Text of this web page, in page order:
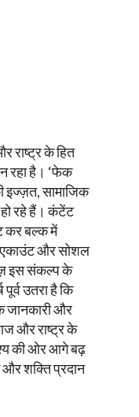
राष्ट्र के हित
रहा है। ‘फेक
इज्ज़त, सामाजिक
हो रहे हैं। कंटेंट
कर बल्क में
एकाउंट और सोशल
इस संकल्प के
पूर्व उतरा है कि
जानकारी और
और राष्ट्र के
की ओर आगे बढ़
शक्ति प्रदान